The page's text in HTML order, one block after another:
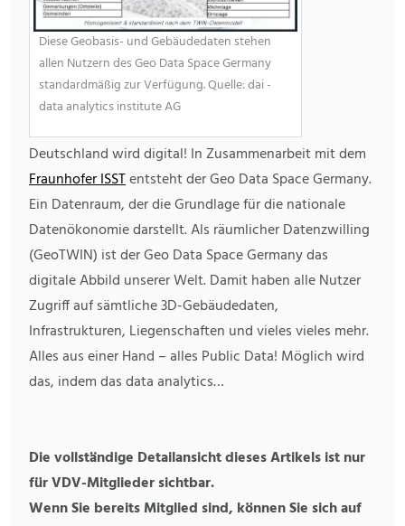
Diese Geobasis- und Gebäudedaten stehen
allen Nutzern des Geo Data Space Germany
standardmäßig zur Verfügung. Quelle: dai -
data analytics institute AG
Deutschland wird digital! In Zusammenarbeit mit dem
Fraunhofer ISSTentsteht der Geo Data Space Germany.
Ein Datenraum, der die Grundlage für die nationale
Datenökonomie darstellt. Als räumlicher Datenzwilling
(GeoTWIN) ist der Geo Data Space Germany das
digitale Abbild unserer Welt. Damit haben alle Nutzer
Zugriff auf sämtliche 3D-Gebäudedaten,
Infrastrukturen, Liegenschaften und vieles vieles mehr.
Alles aus einer Hand – alles Public Data! Möglich wird
das, indem das data analytics…
Die vollständige Detailansicht dieses Artikels ist nur
für VDV-Mitglieder sichtbar.
Wenn Sie bereits Mitglied sind, können Sie sich auf